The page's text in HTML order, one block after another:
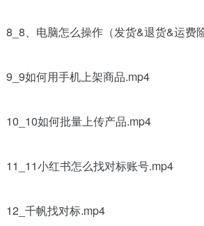
8_8、电脑怎么操作（发货&退货&运费
9_9如何用手机上架商品.mp4
10_10如何批量上传产品.mp4
11_11小红书怎么找对标账号.mp4
12_千帆找对标.mp4